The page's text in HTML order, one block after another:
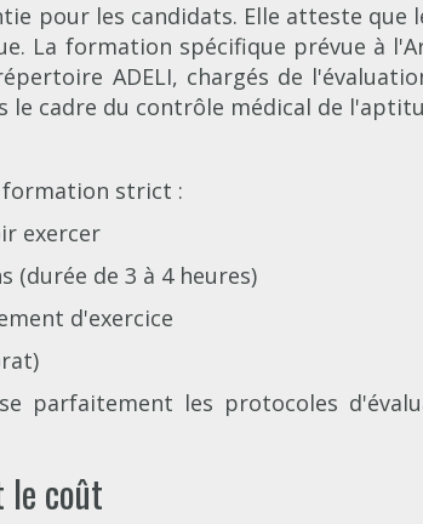
pour les candidats. Elle atteste que
La formation spécifique prévue à
ADELI, chargés de
cadre du contrôle médical de
formation strict :
exercer
(durée de 3 à 4 heures)
d'exercice
parfaitement les protocoles
le coût